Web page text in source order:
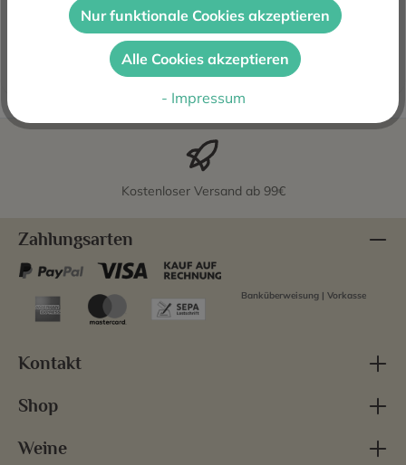
und Condado de Haza, ist eine Ikone für den spanischen
Wein. Mitte der…Mehr
Kostenloser Versand ab 99€
Shop
Weine
Zahlungsarten
Banküberweisung | Vorkasse
Kontakt
Nur funktionale Cookies akzeptieren
Alle Cookies akzeptieren
- Impressum